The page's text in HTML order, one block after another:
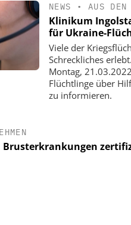
NEWS • AUS
Klinikum
für Ukraine-
Viele der
Schreckliches
Montag,
Flüchtlinge über
zu informieren.
Brusterkrankungen
EASY SOFTWARE AG